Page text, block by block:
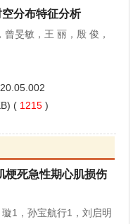
分布特征分析
旻敏，王 丽，殷 俊，
( 1215 )
梗死急性期心肌损伤
1，孙宝航行1，刘启明